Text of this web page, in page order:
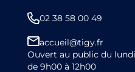
02 38 58 00 49
accueil@tigy.fr
Ouvert au public du
de 9h00 à 12h00